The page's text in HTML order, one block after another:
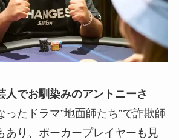
人でお馴染みのアントニーさ
ったドラマ”地面師たち”で詐欺師
あり、ポーカープレイヤーも見